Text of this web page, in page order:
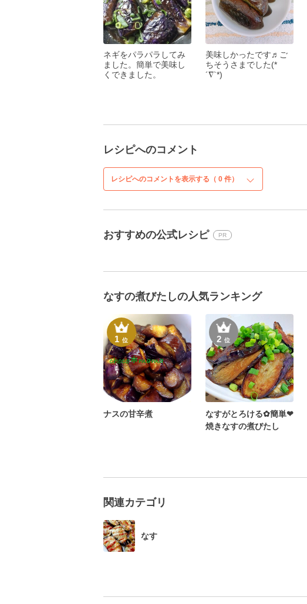
ネギをパラパラしてみ
ました。簡単で美味し
くできました。
美味しかったです♬ご
ちそうさまでした(*
´∇`*)
レシピへのコメント
レシピへのコメントを表示する（ 0 件）
おすすめの公式レシピ PR
なすの煮びたしの人気ランキング
1位
ナスの甘辛煮
2位
なすがとろける✿簡単❤
焼きなすの煮びたし
関連カテゴリ
なす